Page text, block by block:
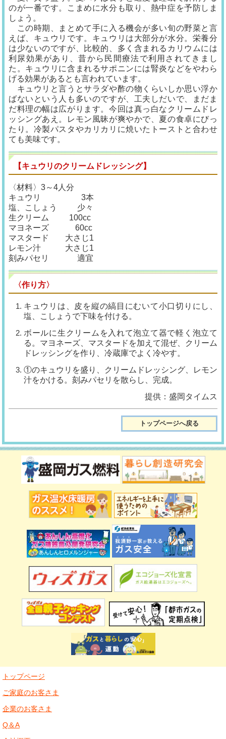
のが一番です。こまめに水分も取り、熱中症を予防しま
しょう。
この時期、まとめて手に入る機会が多い旬の野菜と言
えば、キュウリです。キュウリは大部分が水分。栄養分
は少ないのですが、比較的、多く含まれるカリウムには
利尿効果があり、昔から民間療法で利用されてきまし
た。キュウリに含まれるサポニンには腎炎などをやわら
げる効果があるとも言われています。
キュウリと言うとサラダや酢の物くらいしか思い浮か
ばないという人も多いのですが、工夫しだいで、まだま
だ料理の幅は広がります。今回は真っ白なクリームドレ
ッシングあえ。レモン風昧が爽やかで、夏の食卓にびっ
たり。冷製パスタやカリカリに焼いたトーストと合わせ
ても美味です。
【キュウリのクリームドレッシング】
〈材料〉3～4人分
キュウリ 3本
塩、こしょう 少々
生クリーム 100cc
マヨネーズ 60cc
マスタード 大さじ1
レモン汁 大さじ1
刻みパセリ 適宜
〈作り方〉
キュウリは、皮を縦の縞目にむいて小口切りにし、
塩、こしょうで下味を付ける。
ボールに生クリームを入れて泡立て器で軽く泡立て
る。マヨネーズ、マスタードを加えて混ぜ、クリーム
ドレッシングを作り、冷蔵庫でよく冷やす。
①のキュウリを盛り、クリームドレッシング、レモン
汁をかける。刻みパセリを散らし、完成。
提供：盛岡タイムス
トップページへ戻る
トップページ
ご家庭のお客さま
企業のお客さま
Q＆A